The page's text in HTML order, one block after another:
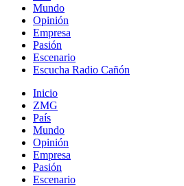
Mundo
Opinión
Empresa
Pasión
Escenario
Escucha Radio Cañón
Inicio
ZMG
País
Mundo
Opinión
Empresa
Pasión
Escenario